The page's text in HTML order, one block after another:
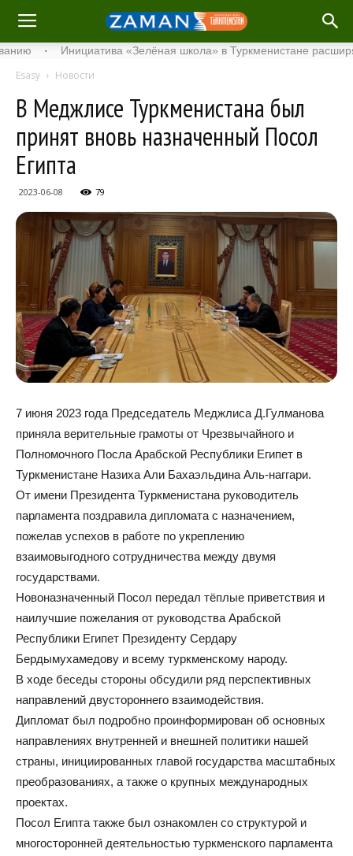
· Инициатива «Зелёная школа» в Туркменистане расширяет
Esasy Новости
В Меджлисе Туркменистана был
принят вновь назначенный Посол
Египта
2023-06-08 79
7 июня 2023 года Председатель Меджлиса Д.Гулманова
приняла верительные грамоты от Чрезвычайного и
Полномочного Посла Арабской Республики Египет в
Туркменистане Назиха Али Бахаэльдина Аль-наггари.
От имени Президента Туркменистана руководитель
парламента поздравила дипломата с назначением,
пожелав успехов в работе по укреплению
взаимовыгодного сотрудничества между двумя
государствами.
Новоназначенный Посол передал тёплые приветствия и
наилучшие пожелания от руководства Арабской
Республики Египет Президенту Сердару
Бердымухамедову и всему туркменскому народу.
В ходе беседы стороны обсудили ряд перспективных
направлений двустороннего взаимодействия.
Дипломат был подробно проинформирован об основных
направлениях внутренней и внешней политики нашей
страны, инициированных главой государства масштабных
преобразованиях, а также о крупных международных
проектах.
Посол Египта также был ознакомлен со структурой и
многосторонней деятельностью туркменского парламента